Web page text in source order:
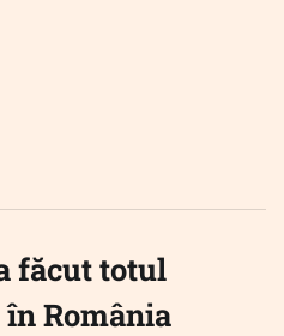
făcut totul
în România